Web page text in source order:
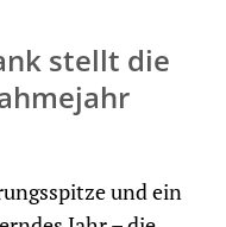
stellt die
und ein